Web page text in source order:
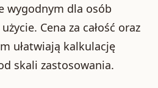
wygodnym dla osób
Cena za całość oraz
ułatwiają kalkulację
skali zastosowania.